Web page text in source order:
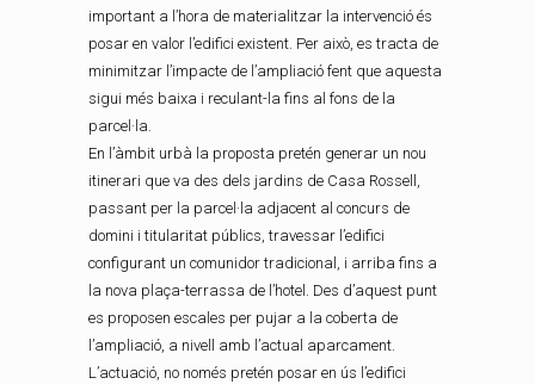
important a l’hora de materialitzar la intervenció és
posar en valor l’edifici existent. Per això, es tracta de
minimitzar l’impacte de l’ampliació fent que aquesta
sigui més baixa i reculant-la fins al fons de la
parcel·la.
En l’àmbit urbà la proposta pretén generar un nou
itinerari que va des dels jardins de Casa Rossell,
passant per la parcel·la adjacent al concurs de
domini i titularitat públics, travessar l’edifici
configurant un comunidor tradicional, i arriba fins a
la nova plaça-terrassa de l’hotel. Des d’aquest punt
es proposen escales per pujar a la coberta de
l’ampliació, a nivell amb l’actual aparcament.
L’actuació, no només pretén posar en ús l’edifici